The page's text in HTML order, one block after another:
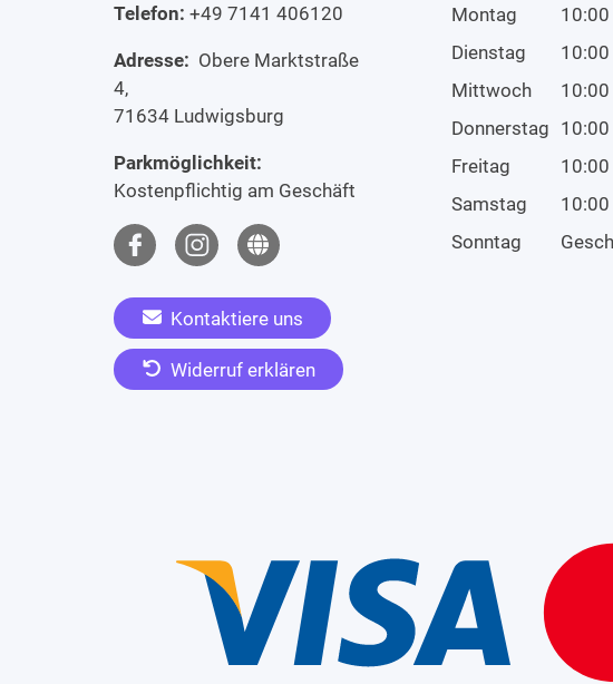
Telefon: +49 7141 406120
Adresse: Obere Marktstraße
4,
71634 Ludwigsburg
Parkmöglichkeit:
Kostenpflichtig am Geschäft
Kontaktiere uns
Widerruf erklären
Montag
Dienstag
Mittwoch
Donnerstag
Freitag
Samstag
Sonntag